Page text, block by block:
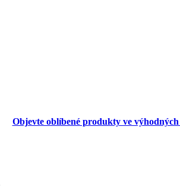
Objevte oblíbené produkty ve výhodných